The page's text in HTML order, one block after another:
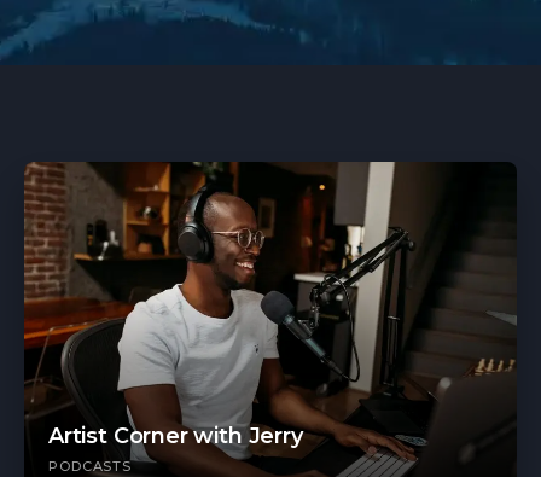
Artist Corner with Jerry
PODCASTS